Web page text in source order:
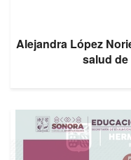
Alejandra López
salud